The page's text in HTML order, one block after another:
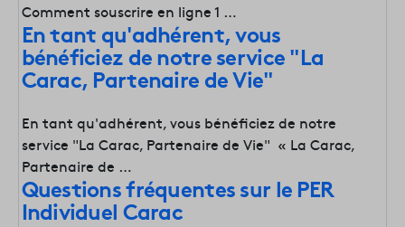
Comment souscrire en ligne 1 …
En tant qu'adhérent, vous
bénéficiez de notre service "La
Carac, Partenaire de Vie"
En tant qu'adhérent, vous bénéficiez de notre
service "La Carac, Partenaire de Vie" « La Carac,
Partenaire de …
Questions fréquentes sur le PER
Individuel Carac